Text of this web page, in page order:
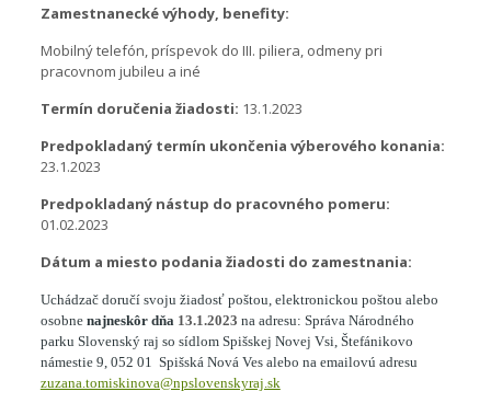
Zamestnanecké výhody, benefity:
Mobilný telefón, príspevok do III. piliera, odmeny pri
pracovnom jubileu a iné
Termín doručenia žiadosti: 13.1.2023
Predpokladaný termín ukončenia výberového konania:
23.1.2023
Predpokladaný nástup do pracovného pomeru:
01.02.2023
Dátum a miesto podania žiadosti do zamestnania:
Uchádzač doručí svoju žiadosť poštou, elektronickou poštou alebo
osobne najneskôr dňa 13.1.2023 na adresu: Správa Národného
parku Slovenský raj so sídlom Spišskej Novej Vsi, Štefánikovo
námestie 9, 052 01 Spišská Nová Ves alebo na emailovú adresu
zuzana.tomiskinova@npslovenskyraj.sk